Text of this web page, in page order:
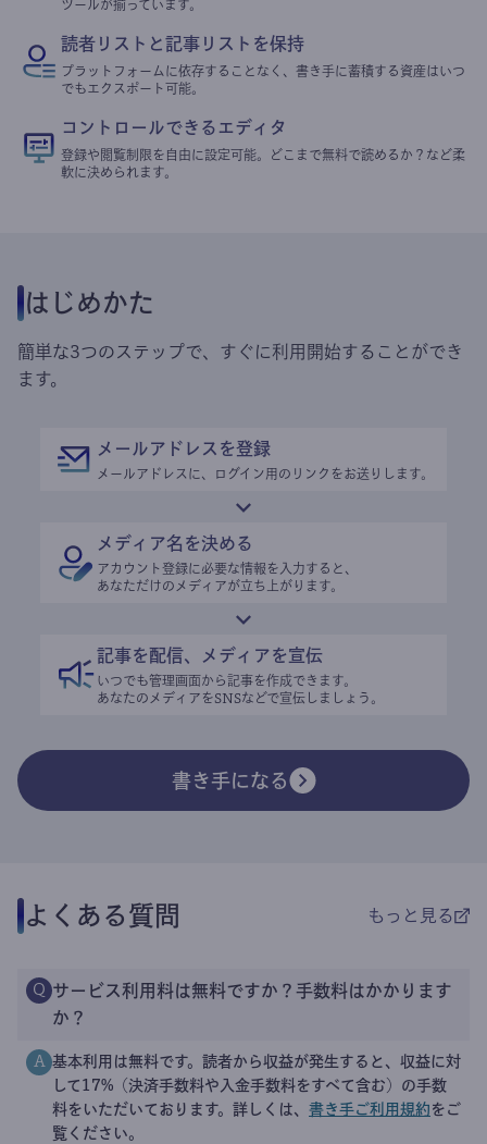
ツールが揃っています。
読者リストと記事リストを保持
プラットフォームに依存することなく、書き手に蓄積する資産はいつ
でもエクスポート可能。
コントロールできるエディタ
登録や閲覧制限を自由に設定可能。どこまで無料で読めるか？など柔
軟に決められます。
はじめかた
簡単な3つのステップで、すぐに利用開始することができ
ます。
メールアドレスを登録
メールアドレスに、ログイン用のリンクをお送りします。
メディア名を決める
アカウント登録に必要な情報を入力すると、
あなただけのメディアが立ち上がります。
記事を配信、メディアを宣伝
いつでも管理画面から記事を作成できます。
あなたのメディアをSNSなどで宣伝しましょう。
書き手になる
よくある質問 もっと見る
Q サービス利用料は無料ですか？手数料はかかります
か？
A 基本利用は無料です。読者から収益が発生すると、収益に対
して17%（決済手数料や入金手数料をすべて含む）の手数
料をいただいております。詳しくは、 書き手ご利用規約 をご
覧ください。